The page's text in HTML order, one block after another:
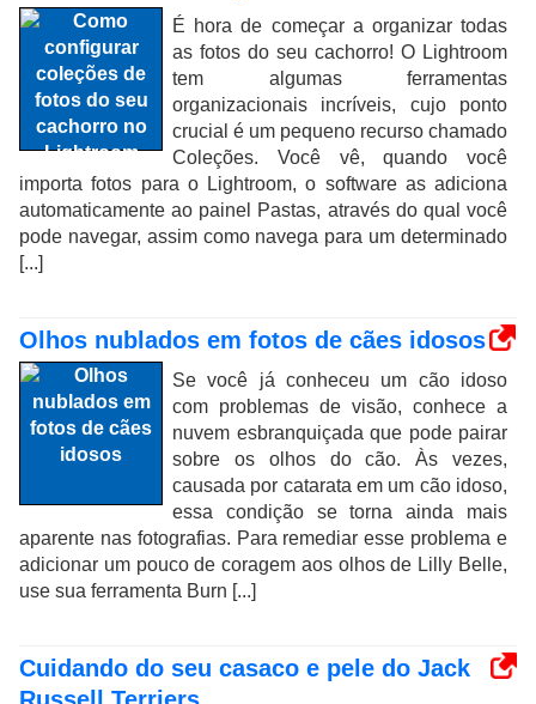
É hora de começar a organizar todas
as fotos do seu cachorro! O Lightroom
tem algumas ferramentas
organizacionais incríveis, cujo ponto
crucial é um pequeno recurso chamado
Coleções. Você vê, quando você
importa fotos para o Lightroom, o software as adiciona
automaticamente ao painel Pastas, através do qual você
pode navegar, assim como navega para um determinado
[...]
Olhos nublados em fotos de cães idosos
Se você já conheceu um cão idoso
com problemas de visão, conhece a
nuvem esbranquiçada que pode pairar
sobre os olhos do cão. Às vezes,
causada por catarata em um cão idoso,
essa condição se torna ainda mais
aparente nas fotografias. Para remediar esse problema e
adicionar um pouco de coragem aos olhos de Lilly Belle,
use sua ferramenta Burn [...]
Cuidando do seu casaco e pele do Jack